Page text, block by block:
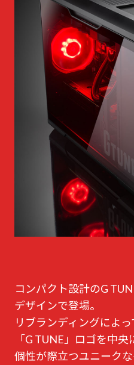
コンパクト設計のG
デザインで登場。
リブランディングによ
「G TUNE」ロゴを中央
個性が際立つユニーク